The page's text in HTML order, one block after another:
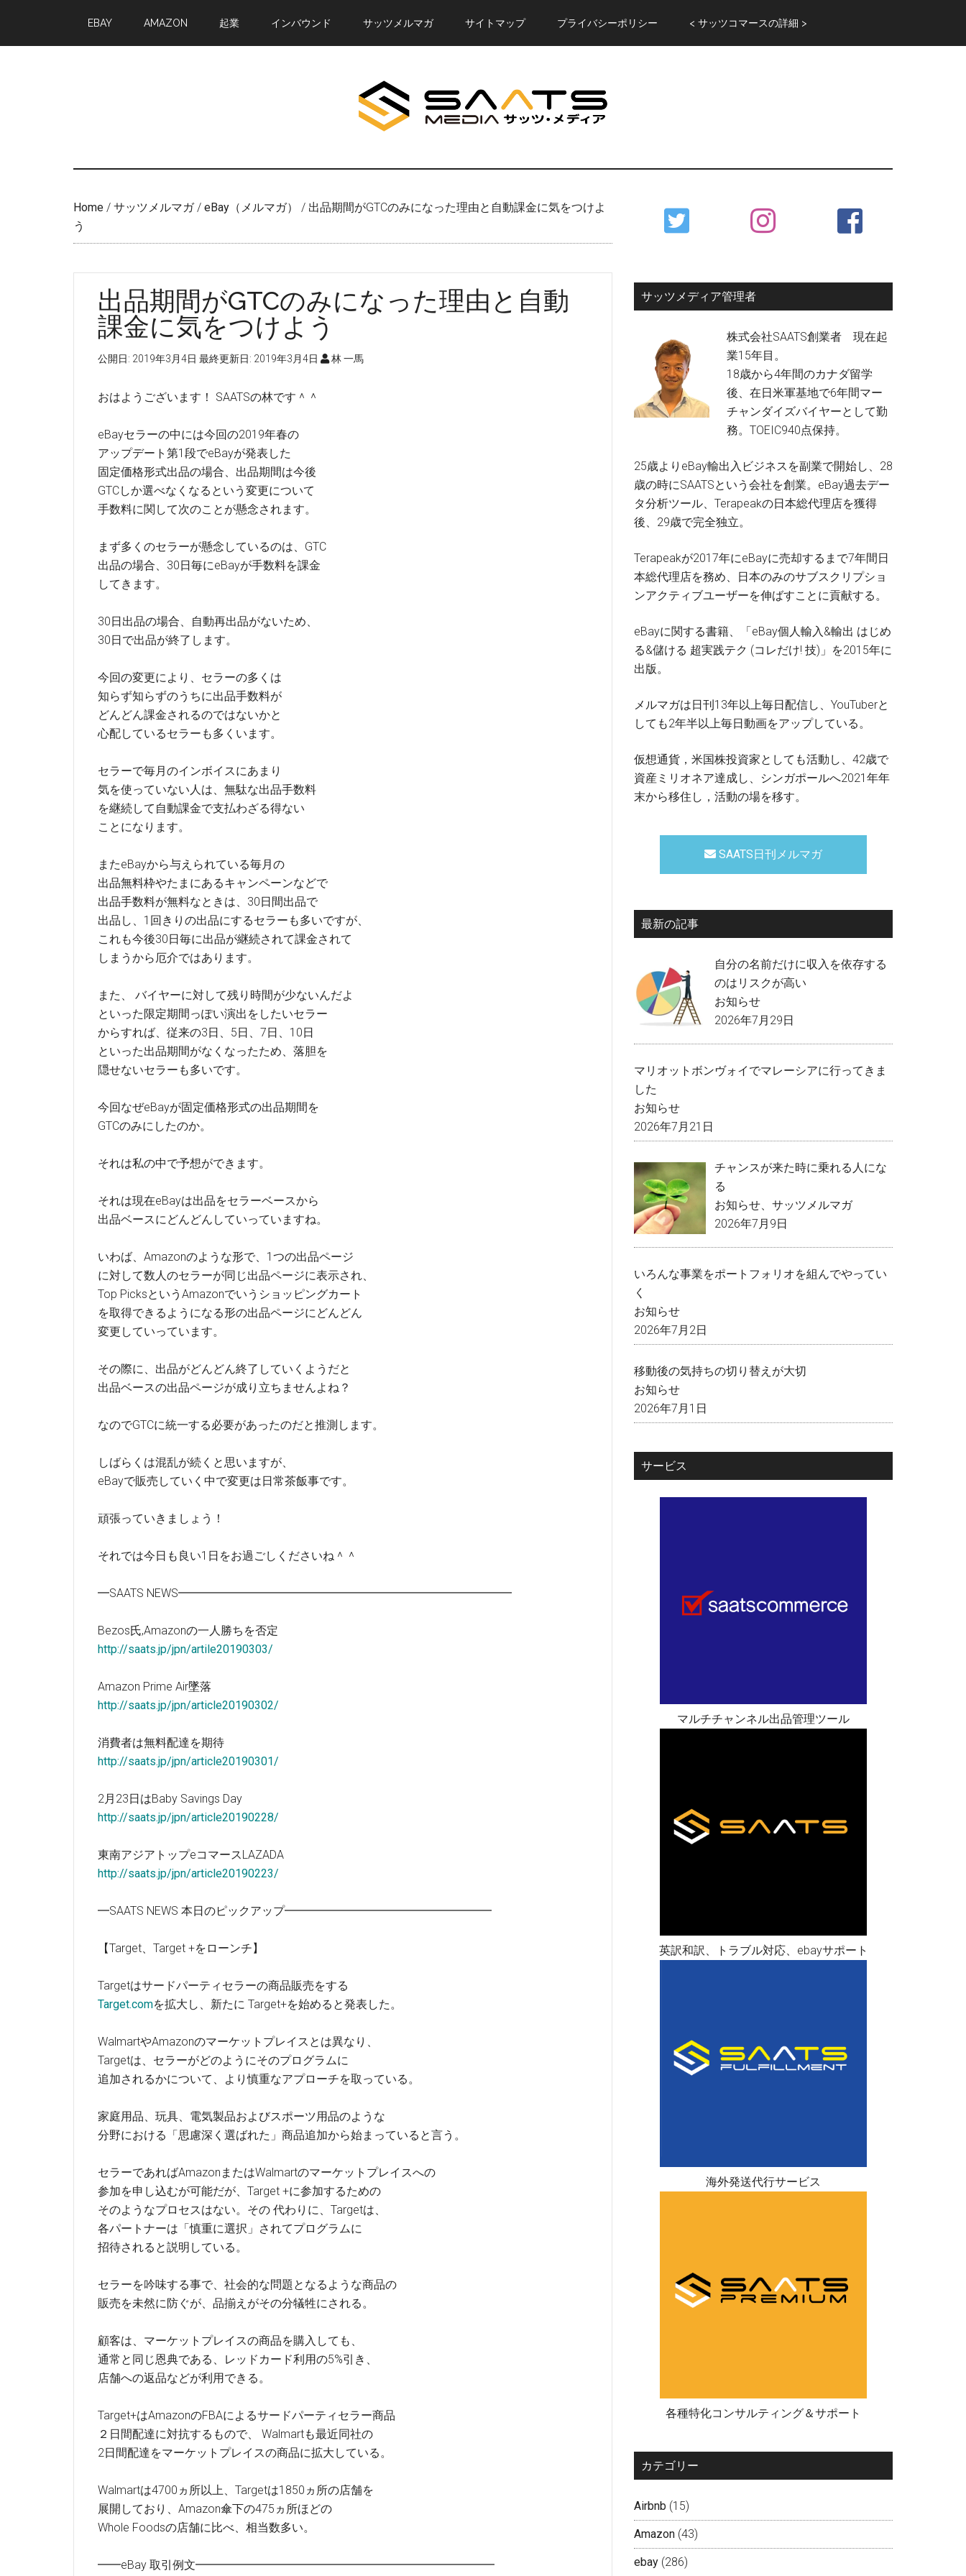
main
primary
EBAY AMAZON 起業 インバウンド サッツメルマガ サイトマップ プライバシーポリシー < サッツコマースの詳細 >
Home / サッツメルマガ / eBay（メルマガ） / 出品期間がGTCのみになった理由と自動課金に気をつけよ
う
出品期間がGTCのみになった理由と自動
課金に気をつけよう
公開日: 2019年3月4日 最終更新日: 2019年3月4日 林 一馬
おはようございます！ SAATSの林です＾＾
eBayセラーの中には今回の2019年春の
アップデート第1段でeBayが発表した
固定価格形式出品の場合、出品期間は今後
GTCしか選べなくなるという変更について
手数料に関して次のことが懸念されます。
まず多くのセラーが懸念しているのは、GTC
出品の場合、30日毎にeBayが手数料を課金
してきます。
30日出品の場合、自動再出品がないため、
30日で出品が終了します。
今回の変更により、セラーの多くは
知らず知らずのうちに出品手数料が
どんどん課金されるのではないかと
心配しているセラーも多くいます。
セラーで毎月のインボイスにあまり
気を使っていない人は、無駄な出品手数料
を継続して自動課金で支払わざる得ない
ことになります。
またeBayから与えられている毎月の
出品無料枠やたまにあるキャンペーンなどで
出品手数料が無料なときは、30日間出品で
出品し、1回きりの出品にするセラーも多いですが、
これも今後30日毎に出品が継続されて課金されて
しまうから厄介ではあります。
また、 バイヤーに対して残り時間が少ないんだよ
といった限定期間っぽい演出をしたいセラー
からすれば、従来の3日、5日、7日、10日
といった出品期間がなくなったため、落胆を
隠せないセラーも多いです。
今回なぜeBayが固定価格形式の出品期間を
GTCのみにしたのか。
それは私の中で予想ができます。
それは現在eBayは出品をセラーベースから
出品ベースにどんどんしていっていますね。
いわば、Amazonのような形で、1つの出品ページ
に対して数人のセラーが同じ出品ページに表示され、
Top PicksというAmazonでいうショッピングカート
を取得できるようになる形の出品ページにどんどん
変更していっています。
その際に、出品がどんどん終了していくようだと
出品ベースの出品ページが成り立ちませんよね？
なのでGTCに統一する必要があったのだと推測します。
しばらくは混乱が続くと思いますが、
eBayで販売していく中で変更は日常茶飯事です。
頑張っていきましょう！
それでは今日も良い1日をお過ごしくださいね＾＾
━SAATS NEWS━━━━━━━━━━━━━━━━━━━━━━━━━━━━━
Bezos氏,Amazonの一人勝ちを否定
http://saats.jp/jpn/artile20190303/
Amazon Prime Air墜落
http://saats.jp/jpn/article20190302/
消費者は無料配達を期待
http://saats.jp/jpn/article20190301/
2月23日はBaby Savings Day
http://saats.jp/jpn/article20190228/
東南アジアトップeコマースLAZADA
http://saats.jp/jpn/article20190223/
━SAATS NEWS 本日のピックアップ━━━━━━━━━━━━━━━━━━
【Target、Target +をローンチ】
Targetはサードパーティセラーの商品販売をする
Target.comを拡大し、新たに Target+を始めると発表した。
WalmartやAmazonのマーケットプレイスとは異なり、
Targetは、セラーがどのようにそのプログラムに
追加されるかについて、より慎重なアプローチを取っている。
家庭用品、玩具、電気製品およびスポーツ用品のような
分野における「思慮深く選ばれた」商品追加から始まっていると言う。
セラーであればAmazonまたはWalmartのマーケットプレイスへの
参加を申し込むが可能だが、Target +に参加するための
そのようなプロセスはない。その 代わりに、Targetは、
各パートナーは「慎重に選択」されてプログラムに
招待されると説明している。
セラーを吟味する事で、社会的な問題となるような商品の
販売を未然に防ぐが、品揃えがその分犠牲にされる。
顧客は、マーケットプレイスの商品を購入しても、
通常と同じ恩典である、レッドカード利用の5%引き、
店舗への返品などが利用できる。
Target+はAmazonのFBAによるサードパーティセラー商品
２日間配達に対抗するもので、 Walmartも最近同社の
2日間配達をマーケットプレイスの商品に拡大している。
Walmartは4700ヵ所以上、Targetは1850ヵ所の店舗を
展開しており、Amazon傘下の475ヵ所ほどの
Whole Foodsの店舗に比べ、相当数多い。
━━eBay 取引例文━━━━━━━━━━━━━━━━━━━━━━━━━━
Primary
Sidebar
サッツメディア管理者
株式会社SAATS創業者 現在起
業15年目。
18歳から4年間のカナダ留学
後、在日米軍基地で6年間マー
チャンダイズバイヤーとして勤
務。TOEIC940点保持。
25歳よりeBay輸出入ビジネスを副業で開始し、28
歳の時にSAATSという会社を創業。eBay過去デー
タ分析ツール、Terapeakの日本総代理店を獲得
後、29歳で完全独立。
Terapeakが2017年にeBayに売却するまで7年間日
本総代理店を務め、日本のみのサブスクリプショ
ンアクティブユーザーを伸ばすことに貢献する。
eBayに関する書籍、「eBay個人輸入&輸出 はじめ
る&儲ける 超実践テク (コレだけ! 技)」を2015年に
出版。
メルマガは日刊13年以上毎日配信し、YouTuberと
しても2年半以上毎日動画をアップしている。
仮想通貨，米国株投資家としても活動し、42歳で
資産ミリオネア達成し、シンガポールへ2021年年
末から移住し，活動の場を移す。
SAATS日刊メルマガ
最新の記事
自分の名前だけに収入を依存する
のはリスクが高い
お知らせ
2026年7月29日
マリオットボンヴォイでマレーシアに行ってきま
した
お知らせ
2026年7月21日
チャンスが来た時に乗れる人にな
る
お知らせ
サッツメルマガ
2026年7月9日
いろんな事業をポートフォリオを組んでやってい
く
お知らせ
2026年7月2日
移動後の気持ちの切り替えが大切
お知らせ
2026年7月1日
サービス
マルチチャンネル出品管理ツール
英訳和訳、トラブル対応、ebayサポート
海外発送代行サービス
各種特化コンサルティング＆サポート
カテゴリー
Airbnb (15)
Amazon (43)
ebay (286)